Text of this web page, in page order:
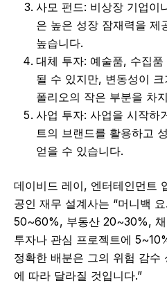
사모 펀드: 비상장 기업이
은 높은 성장 잠재력을 제
높습니다.
대체 투자: 예술품, 수집
될 수 있지만, 변동성이
폴리오의 작은 부분을 차
사업 투자: 사업을 시작하
트의 브랜드를 활용하고
얻을 수 있습니다.
데이비드 레이, 엔터테인먼트
공인 재무 설계사는 “머니백
50~60%, 부동산 20~30%,
투자나 관심 프로젝트에
정확한 배분은 그의 위험 감수
에 따라 달라질 것입니다.”